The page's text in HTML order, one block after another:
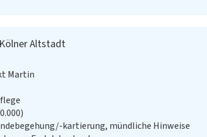
Altstadt
Martin
kartierung, mündliche Hinweise